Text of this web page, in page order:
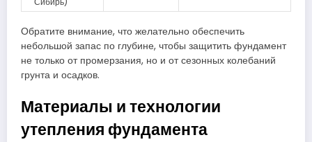
Обратите внимание, что желательно обеспечить
небольшой запас по глубине, чтобы защитить фундамент
не только от промерзания, но и от сезонных колебаний
грунта и осадков.
Материалы и технологии
утепления фундамента